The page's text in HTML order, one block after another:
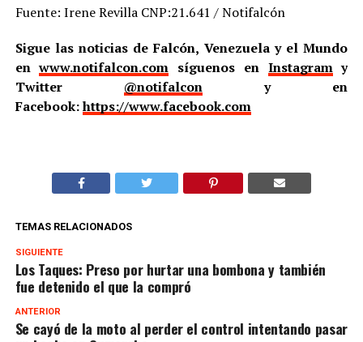
Fuente: Irene Revilla CNP:21.641 / Notifalcón
Sigue las noticias de Falcón, Venezuela y el Mundo
enwww.notifalcon.com síguenos en Instagramy
Twitter @notifalcony en
Facebook:https://www.facebook.com
TEMAS RELACIONADOS
SIGUIENTE
Los Taques: Preso por hurtar una bombona y también
fue detenido el que la compró
ANTERIOR
Se cayó de la moto al perder el control intentando pasar